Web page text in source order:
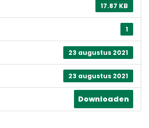
17.87 KB
1
23 augustus 2021
23 augustus 2021
Downloaden